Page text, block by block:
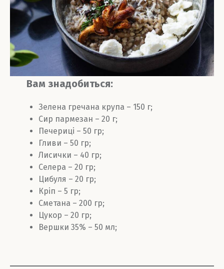
Вам знадобиться:
Зелена гречана крупа – 150 г;
Сир пармезан – 20 г;
Печериці – 50 гр;
Гливи – 50 гр;
Лисички – 40 гр;
Селера – 20 гр;
Цибуля – 20 гр;
Кріп – 5 гр;
Сметана – 200 гр;
Цукор – 20 гр;
Вершки 35% – 50 мл;